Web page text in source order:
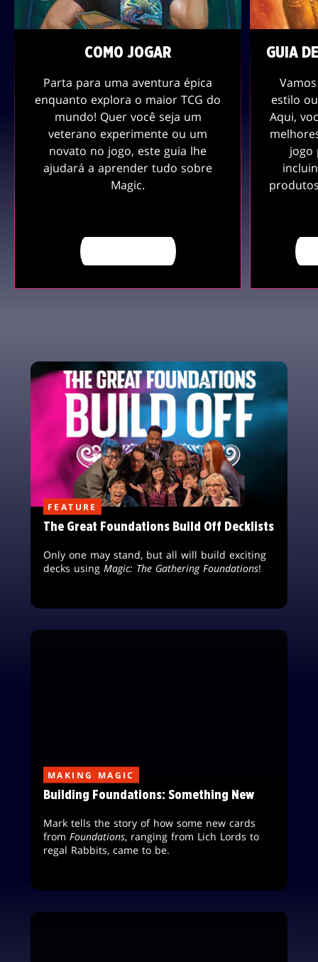
COMO JOGAR
Parta para uma aventura épica
enquanto explora o maior TCG do
mundo! Quer você seja um
veterano experimente ou um
novato no jogo, este guia lhe
ajudará a aprender tudo sobre
Magic.
GUIA
estilo
Aqui,
jogo
FEATURE
The Great Foundations Build Off Decklists
Only one may stand, but all will build exciting
decks using Magic: The Gathering Foundations!
MAKING MAGIC
Building Foundations: Something New
Mark tells the story of how some new cards
from Foundations, ranging from Lich Lords to
regal Rabbits, came to be.